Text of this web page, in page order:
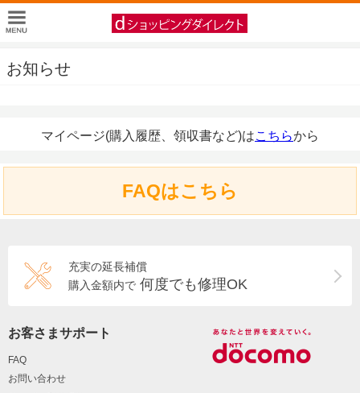
お知らせ
マイページ(購入履歴、領収書など)はこちらから
FAQはこちら
充実の延長補償
購入金額内で 何度でも修理OK
お客さまサポート
FAQ
お問い合わせ